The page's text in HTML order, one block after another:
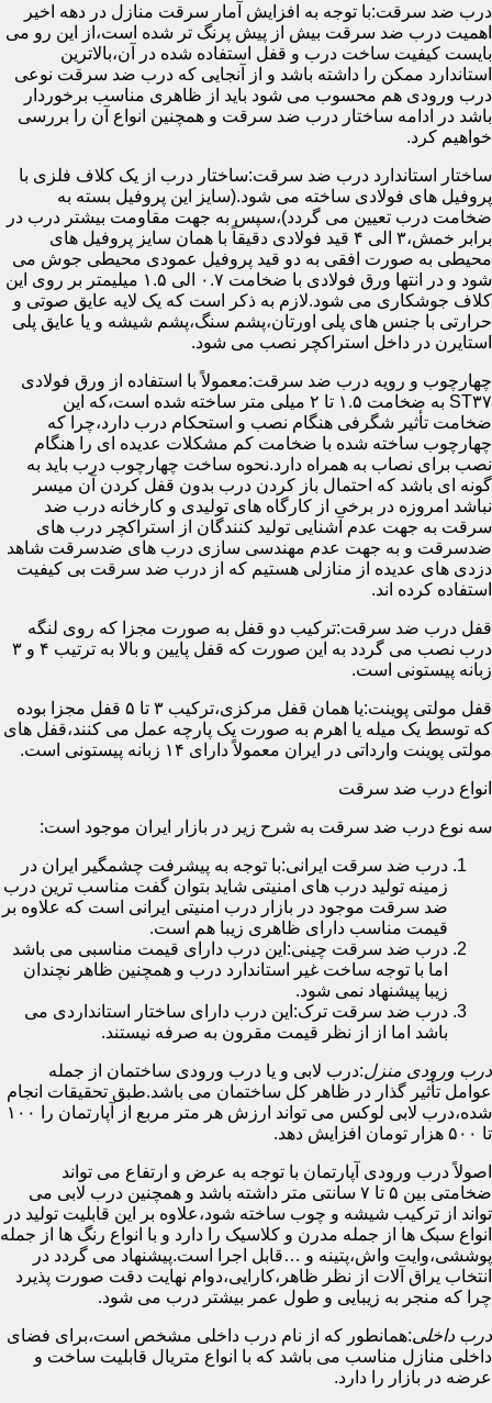
درب ضد سرقت:با توجه به افزایش آمار سرقت منازل در دهه اخیر
اهمیت درب ضد سرقت بیش از پیش پرنگ تر شده است،از این رو می
بایست کیفیت ساخت درب و قفل استفاده شده در آن،بالاترین
استاندارد ممکن را داشته باشد و از آنجایی که درب ضد سرقت نوعی
درب ورودی هم محسوب می شود باید از ظاهری مناسب برخوردار
باشد در ادامه ساختار درب ضد سرقت و همچنین انواع آن را بررسی
خواهیم کرد.
ساختار استاندارد درب ضد سرقت:ساختار درب از یک کلاف فلزی با
پروفیل های فولادی ساخته می شود.(سایز این پروفیل بسته به
ضخامت درب تعیین می گردد)،سپس به جهت مقاومت بیشتر درب در
برابر خمش،۳ الی ۴ قید فولادی دقیقاً با همان سایز پروفیل های
محیطی به صورت افقی به دو قید پروفیل عمودی محیطی جوش می
شود و در انتها ورق فولادی با ضخامت ۰.۷ الی ۱.۵ میلیمتر بر روی این
کلاف جوشکاری می شود.لازم به ذکر است که یک لایه عایق صوتی و
حرارتی با جنس های پلی اورتان،پشم سنگ،پشم شیشه و یا عایق پلی
استایرن در داخل استراکچر نصب می شود.
چهارچوب و رویه درب ضد سرقت:معمولاً با استفاده از ورق فولادی
ST۳۷ به ضخامت ۱.۵ تا ۲ میلی متر ساخته شده است،که این
ضخامت تأثیر شگرفی هنگام نصب و استحکام درب دارد،چرا که
چهارچوب ساخته شده با ضخامت کم مشکلات عدیده ای را هنگام
نصب برای نصاب به همراه دارد.نحوه ساخت چهارچوب درب باید به
گونه ای باشد که احتمال باز کردن درب بدون قفل کردن آن میسر
نباشد امروزه در برخی از کارگاه های تولیدی و کارخانه درب ضد
سرقت به جهت عدم آشنایی تولید کنندگان از استراکچر درب های
ضدسرقت و به جهت عدم مهندسی سازی درب های ضدسرقت شاهد
دزدی های عدیده از منازلی هستیم که از درب ضد سرقت بی کیفیت
استفاده کرده اند.
قفل درب ضد سرقت:ترکیب دو قفل به صورت مجزا که روی لنگه
درب نصب می گردد به این صورت که قفل پایین و بالا به ترتیب ۴ و ۳
زبانه پیستونی است.
قفل مولتی پوینت:یا همان قفل مرکزی،ترکیب ۳ تا ۵ قفل مجزا بوده
که توسط یک میله یا اهرم به صورت یک پارچه عمل می کنند،قفل های
مولتی پوینت وارداتی در ایران معمولاً دارای ۱۴ زبانه پیستونی است.
انواع درب ضد سرقت
سه نوع درب ضد سرقت به شرح زیر در بازار ایران موجود است:
درب ضد سرقت ایرانی:با توجه به پیشرفت چشمگیر ایران در
زمینه تولید درب های امنیتی شاید بتوان گفت مناسب ترین درب
ضد سرقت موجود در بازار درب امنیتی ایرانی است که علاوه بر
قیمت مناسب دارای ظاهری زیبا هم است.
درب ضد سرقت چینی:این درب دارای قیمت مناسبی می باشد
اما با توجه ساخت غیر استاندارد درب و همچنین ظاهر نچندان
زیبا پیشنهاد نمی شود.
درب ضد سرقت ترک:این درب دارای ساختار استانداردی می
باشد اما از از نظر قیمت مقرون به صرفه نیستند.
درب ورودی منزل:درب لابی و یا درب ورودی ساختمان از جمله
عوامل تأثیر گذار در ظاهر کل ساختمان می باشد.طبق تحقیقات انجام
شده،درب لابی لوکس می تواند ارزش هر متر مربع از آپارتمان را ۱۰۰
تا ۵۰۰ هزار تومان افزایش دهد.
اصولاً درب ورودی آپارتمان با توجه به عرض و ارتفاع می تواند
ضخامتی بین ۵ تا ۷ سانتی متر داشته باشد و همچنین درب لابی می
تواند از ترکیب شیشه و چوب ساخته شود،علاوه بر این قابلیت تولید در
انواع سبک ها از جمله مدرن و کلاسیک را دارد و با انواع رنگ ها از جمله
پوششی،وایت واش،پتینه و …قابل اجرا است.پیشنهاد می گردد در
انتخاب یراق آلات از نظر ظاهر،کارایی،دوام نهایت دقت صورت پذیرد
چرا که منجر به زیبایی و طول عمر بیشتر درب می شود.
درب داخلی:همانطور که از نام درب داخلی مشخص است،برای فضای
داخلی منازل مناسب می باشد که با انواع متریال قابلیت ساخت و
عرضه در بازار را دارد.